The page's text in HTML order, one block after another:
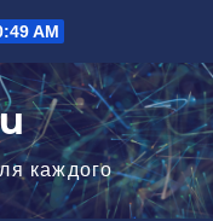
AM
каждого